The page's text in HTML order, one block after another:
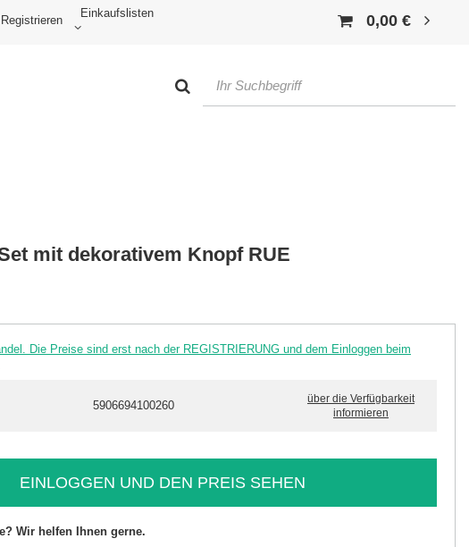
Registrieren
Einkaufslisten 0,00 €
mit dekorativem Knopf RUE
Die Preise sind erst nach der REGISTRIERUNG und dem Einloggen beim
5906694100260
über die Verfügbarkeit
informieren
EINLOGGEN UND DEN PREIS SEHEN
Wir helfen Ihnen gerne.